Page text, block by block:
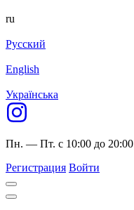
ru
Русский
English
Українська
Пн. — Пт. с 10:00 до 20:00
Регистрация Войти